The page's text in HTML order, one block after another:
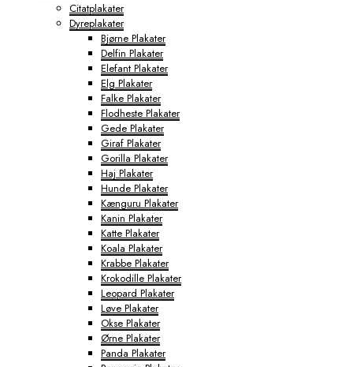
Citatplakater
Dyreplakater
Bjørne Plakater
Delfin Plakater
Elefant Plakater
Elg Plakater
Falke Plakater
Flodheste Plakater
Gede Plakater
Giraf Plakater
Gorilla Plakater
Haj Plakater
Hunde Plakater
Kænguru Plakater
Kanin Plakater
Katte Plakater
Koala Plakater
Krabbe Plakater
Krokodille Plakater
Leopard Plakater
Løve Plakater
Okse Plakater
Ørne Plakater
Panda Plakater